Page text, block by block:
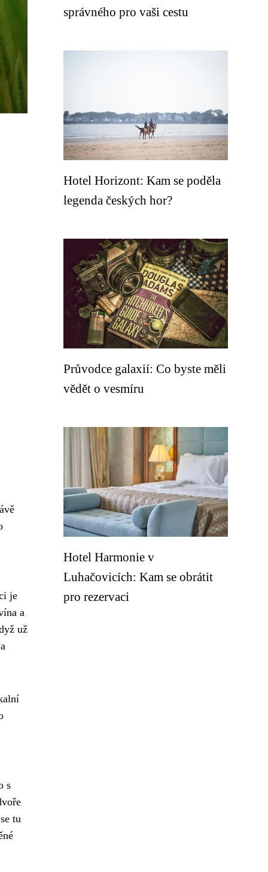
je
a
už
s
tu
správného pro vaši cestu
Hotel Horizont: Kam se poděla
legenda českých hor?
Průvodce galaxií: Co byste měli
vědět o vesmíru
Hotel Harmonie v
Luhačovicích: Kam se obrátit
pro rezervaci